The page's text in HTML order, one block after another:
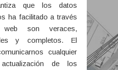
que los datos
ha facilitado a través
son veraces,
y completos. El
cualquier
de los